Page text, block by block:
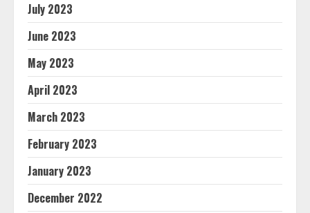
July 2023
June 2023
May 2023
April 2023
March 2023
February 2023
January 2023
December 2022